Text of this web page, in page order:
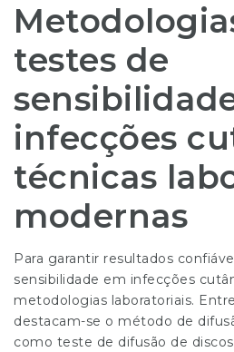
testes de
infecções
técnicas
modernas
Para garantir resultados
sensibilidade em infecções
metodologias laboratoriais.
destacam-se o método de
como teste de difusão de